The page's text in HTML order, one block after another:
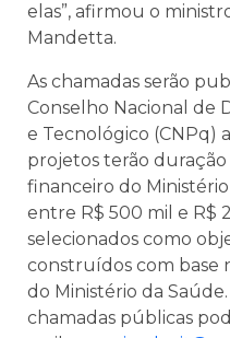
elas”, afirmou o
Mandetta.
As chamadas serão
Conselho Nacional de
e Tecnológico (CNPq)
projetos terão duração
financeiro do
entre R$ 500 mil e R$
selecionados como
construídos com base
do Ministério da
chamadas públicas